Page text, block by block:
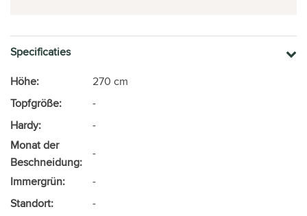
Specificaties
Höhe:
270 cm
Topfgröße:
-
Hardy:
-
Monat der
Beschneidung:
-
Immergrün:
-
Standort:
-